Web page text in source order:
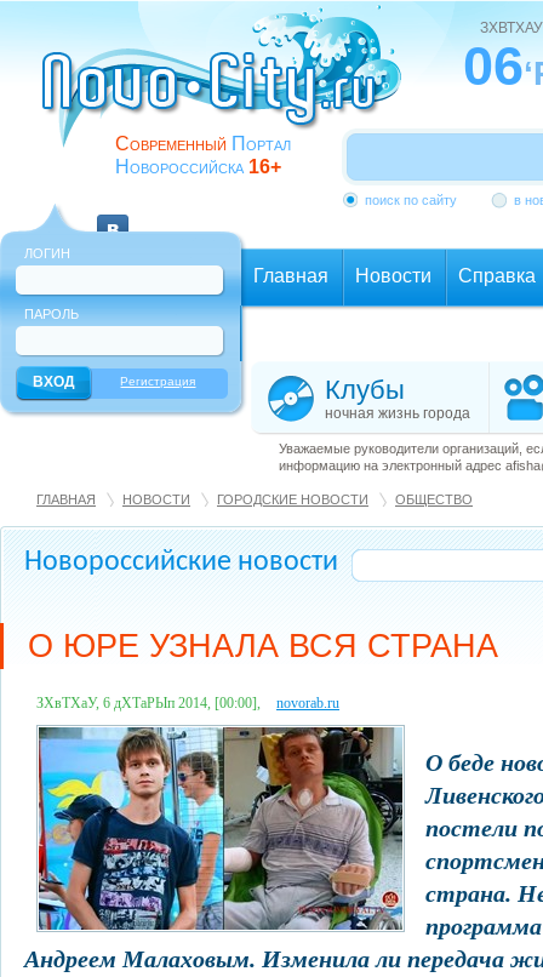
Современный Портал
Новороссийска 16+
ЗХВТХАУ
06
поиск по сайту в
ЛОГИН
ПАРОЛЬ
Регистрация
Главная Новости Справка
Клубы
ночная жизнь города
Уважаемые руководители организаций,
информацию на электронный адрес
ГЛАВНАЯ НОВОСТИ ГОРОДСКИЕ НОВОСТИ ОБЩЕСТВО
Новороссийские новости
О ЮРЕ УЗНАЛА ВСЯ СТРАНА
ЗХвТХаУ, 6 дХТаРЫп 2014, [00:00], novorab.ru
О беде
постели
страна.
Андреем Малаховым. Изменила ли передача